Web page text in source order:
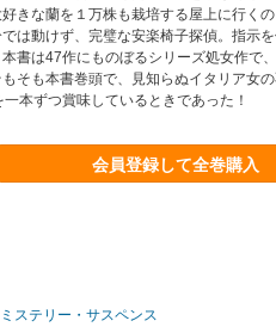
きな蘭を１万株も栽培する屋上に行く
は動けず、完璧な安楽椅子探偵。指示
書は47作にものぼるシリーズ処女作で
そも本書巻頭で、見知らぬイタリア女
本ずつ賞味しているときであった！
会員登録して全巻購入
ミステリー・サスペンス